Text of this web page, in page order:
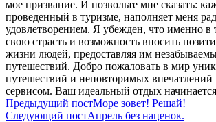
мое призвание. И позвольте мне сказать:
проведенный в туризме, наполняет меня
удовлетворением. Я убежден, что именно в
свою страсть и возможность вносить
жизни людей, предоставляя им
путешествий. Добро пожаловать в мир
путешествий и неповторимых
сервисом. Ваш идеальный отдых начинается
Предыдущий постМоре зовет! Решай!
Следующий постАпрель без наценок.